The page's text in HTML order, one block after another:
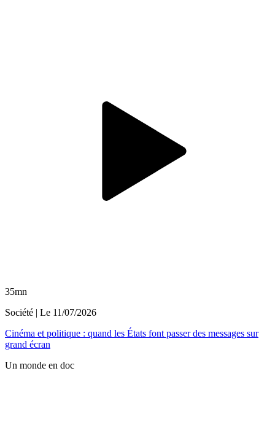
35mn
Société | Le 11/07/2026
Cinéma et politique : quand les États font passer des messages sur
grand écran
Un monde en doc